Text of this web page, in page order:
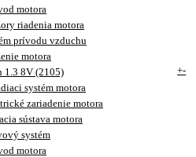
motora
riadenia motora
prívodu vzduchu
motora
1.3 8V (2105)
+-
systém motora
zariadenie motora
sústava motora
systém
motora